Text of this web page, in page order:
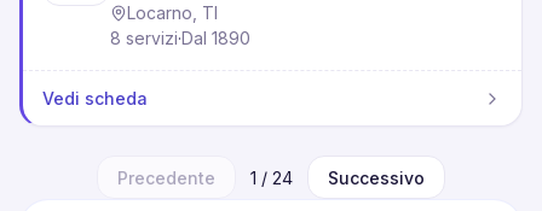
Locarno, TI
8 servizi·Dal 1890
Vedi scheda
Precedente 1 / 24 Successivo